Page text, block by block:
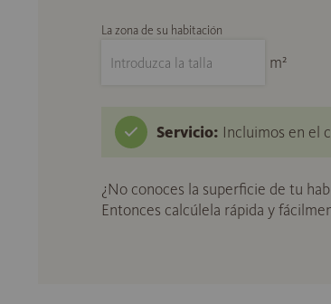
La zona de su habitación
m²
Servicio: Incluimos en el
¿No conoces la superficie de tu
Entonces calcúlela rápida y